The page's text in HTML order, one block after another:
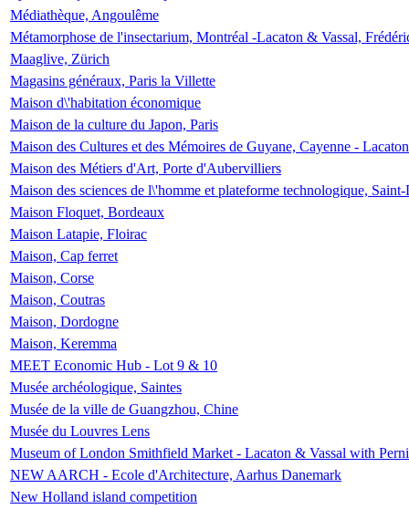
Médiathèque, Angoulême
Métamorphose de l'insectarium, Montréal -Lacaton & Vassal,
Maaglive, Zürich
Magasins généraux, Paris la Villette
Maison d\'habitation économique
Maison de la culture du Japon, Paris
Maison des Cultures et des Mémoires de Guyane, Cayenne -
Maison des Métiers d'Art, Porte d'Aubervilliers
Maison des sciences de l\'homme et plateforme technologique,
Maison Floquet, Bordeaux
Maison Latapie, Floirac
Maison, Cap ferret
Maison, Corse
Maison, Coutras
Maison, Dordogne
Maison, Keremma
MEET Economic Hub - Lot 9 & 10
Musée archéologique, Saintes
Musée de la ville de Guangzhou, Chine
Musée du Louvres Lens
Museum of London Smithfield Market - Lacaton & Vassal with
NEW AARCH - Ecole d'Architecture, Aarhus Danemark
New Holland island competition